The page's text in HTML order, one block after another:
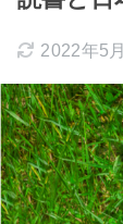
2022年5